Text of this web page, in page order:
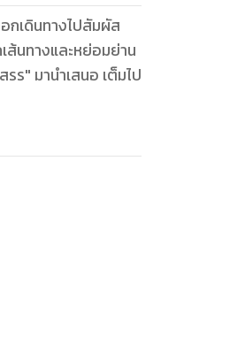
ร" มานำเสนอ เต็มไป